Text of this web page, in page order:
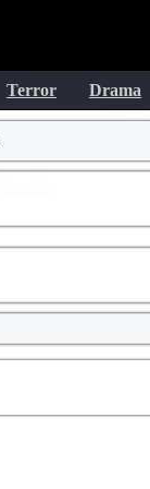
Terror Drama